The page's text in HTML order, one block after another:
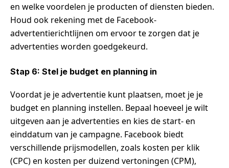
en welke voordelen je producten of diensten bieden.
Houd ook rekening met de Facebook-
advertentierichtlijnen om ervoor te zorgen dat je
advertenties worden goedgekeurd.
Stap 6: Stel je budget en planning in
Voordat je je advertentie kunt plaatsen, moet je je
budget en planning instellen. Bepaal hoeveel je wilt
uitgeven aan je advertenties en kies de start- en
einddatum van je campagne. Facebook biedt
verschillende prijsmodellen, zoals kosten per klik
(CPC) en kosten per duizend vertoningen (CPM),